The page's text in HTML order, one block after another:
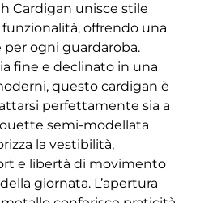
Cardigan unisce stile
offrendo una
per ogni guardaroba.
fine e declinato in una
questo cardigan è
perfettamente sia a
semi-modellata
la vestibilità,
e libertà di movimento
giornata. L’apertura